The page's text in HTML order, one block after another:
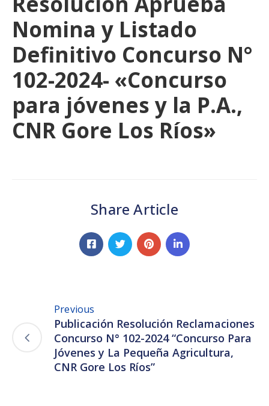
Nomina y Listado
Definitivo Concurso N°
102-2024- «Concurso
para jóvenes y la P.A.,
CNR Gore Los Ríos»
Share Article
Previous
Publicación Resolución Reclamaciones
Concurso N° 102-2024 “Concurso Para
Jóvenes y La Pequeña Agricultura,
CNR Gore Los Ríos”